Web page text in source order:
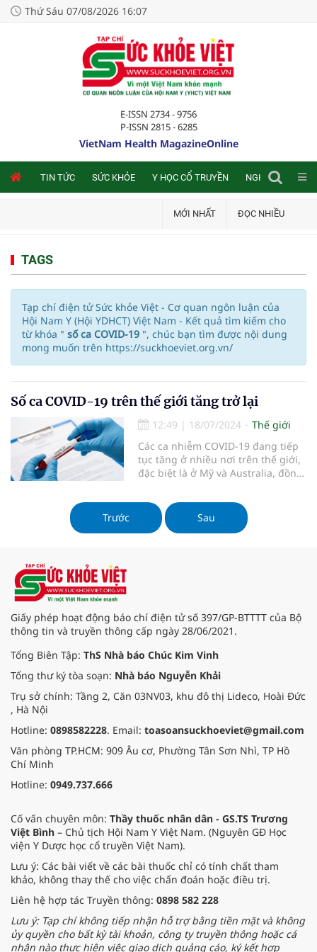
Thứ Sáu 07/08/2026 16:07
E-ISSN 2734 - 9756
P-ISSN 2815 - 6285
VietNam Health MagazineOnline
TIN TỨC SỨC KHỎE Y HỌC CỔ TRUYỀN NGHIÊN CỨU
MỚI NHẤT ĐỌC NHIỀU
TAGS
Tạp chí điện tử Sức khỏe Việt - Cơ quan ngôn luận của
Hội Nam Y (Hội YDHCT) Việt Nam - Kết quả tìm kiếm cho
từ khóa " số ca COVID-19 ", chúc bạn tìm được nội dung
mong muốn trên https://suckhoeviet.org.vn/
Số ca COVID-19 trên thế giới tăng trở lại
12:49 | 18/07/2024
Thế giới
Các ca nhiễm COVID-19 đang tiếp
tục tăng ở nhiều nơi trên thế giới,
đặc biệt là ở Mỹ và Australia, đồng
của virus Corona.
Trước
Sau
Giấy phép hoạt động báo chí điện tử số 397/GP-BTTTT của Bộ
thông tin và truyền thông cấp ngày 28/06/2021.
Tổng Biên Tập: ThS Nhà báo Chúc Kim Vinh
Tổng thư ký tòa soạn: Nhà báo Nguyễn Khải
Trụ sở chính: Tầng 2, Căn 03NV03, khu đô thị Lideco, Hoài Đức
, Hà Nội
Hotline: 0898582228. Email: toasoansuckhoeviet@gmail.com
Văn phòng TP.HCM: 909 Âu cơ, Phường Tân Sơn Nhì, TP Hồ
Chí Minh
Hotline: 0949.737.666
Cố vấn chuyên môn: Thầy thuốc nhân dân - GS.TS Trương
Việt Bình – Chủ tịch Hội Nam Y Việt Nam. (Nguyên GĐ Học
viện Y Dược học cổ truyền Việt Nam).
Lưu ý: Các bài viết về các bài thuốc chỉ có tính chất tham
khảo, không thay thế cho việc chẩn đoán hoặc điều trị.
Liên hệ hợp tác Truyền thông: 0898 582 228
Lưu ý: Tạp chí không tiếp nhận hỗ trợ bằng tiền mặt và không
ủy quyền cho bất kỳ tài khoản, công ty truyền thông hoặc cá
nhân nào thực hiện việc giao dịch quảng cáo, ký kết hợp